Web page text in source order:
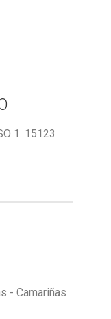
1. 15123
- Camariñas